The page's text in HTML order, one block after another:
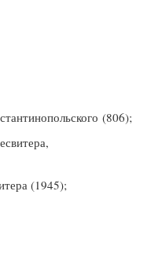
(806);
(1945);